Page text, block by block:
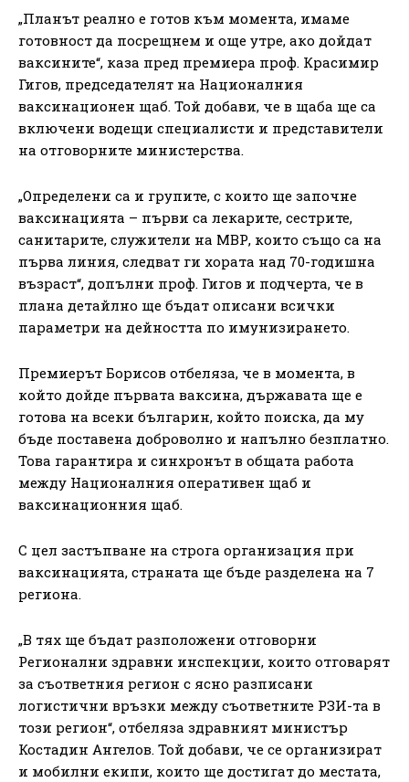
„Планът реално е готов към момента, имаме
готовност да посрещнем и още утре, ако дойдат
ваксините“, каза пред премиера проф. Красимир
Гигов, председателят на Националния
ваксинационен щаб. Той добави, че в щаба ще са
включени водещи специалисти и представители
на отговорните министерства.
„Определени са и групите, с които ще започне
ваксинацията – първи са лекарите, сестрите,
санитарите, служители на МВР, които също са на
първа линия, следват ги хората над 70-годишна
възраст“, допълни проф. Гигов и подчерта, че в
плана детайлно ще бъдат описани всички
параметри на дейността по имунизирането.
Премиерът Борисов отбеляза, че в момента, в
който дойде първата ваксина, държавата ще е
готова на всеки българин, който поиска, да му
бъде поставена доброволно и напълно безплатно.
Това гарантира и синхронът в общата работа
между Националния оперативен щаб и
ваксинационния щаб.
С цел застъпване на строга организация при
ваксинацията, страната ще бъде разделена на 7
региона.
„В тях ще бъдат разположени отговорни
Регионални здравни инспекции, които отговарят
за съответния регион с ясно разписани
логистични връзки между съответните РЗИ-та в
този регион“, отбеляза здравният министър
Костадин Ангелов. Той добави, че се организират
и мобилни екипи, които ще достигат до местата,